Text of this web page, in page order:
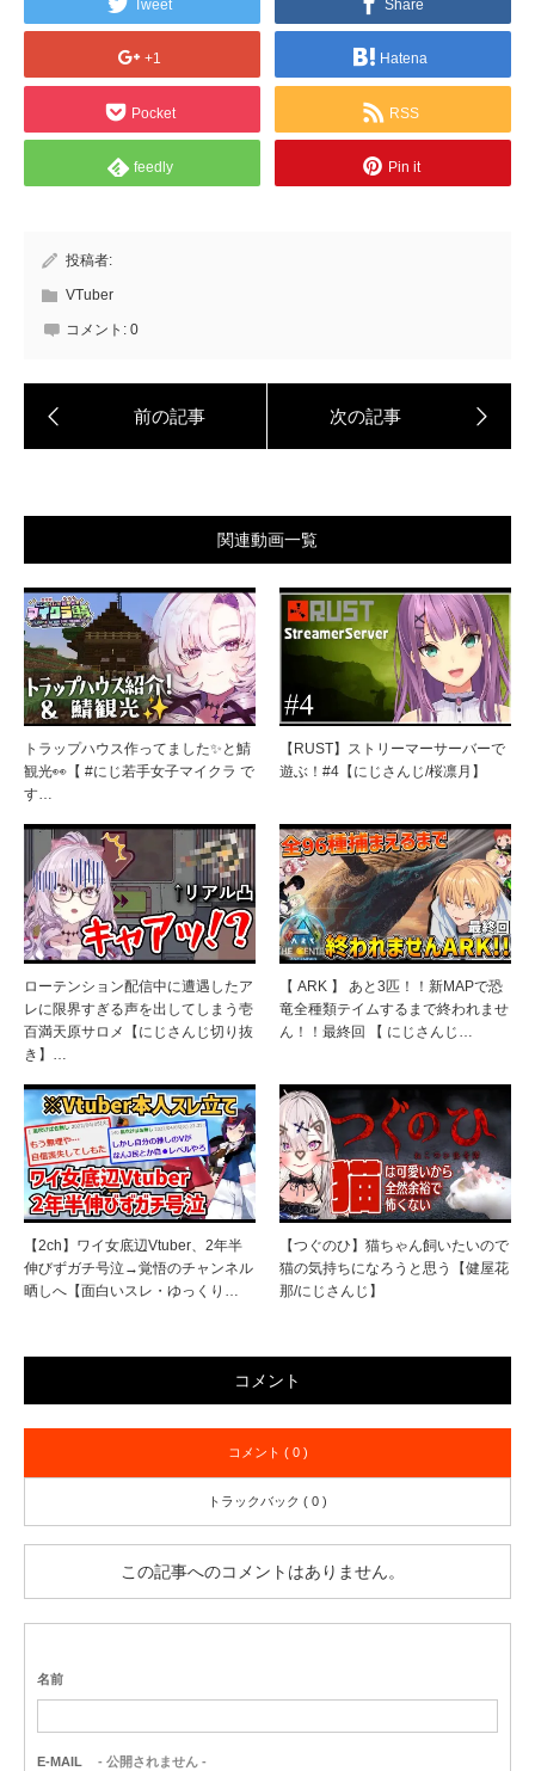
Tweet Share
+1 Hatena
Pocket RSS
feedly Pin it
投稿者:
VTuber
コメント: 0
関連動画一覧
トラップハウス作ってました✨と鯖
観光👀【 #にじ若手女子マイクラ で
す…
【RUST】ストリーマーサーバーで
遊ぶ！#4【にじさんじ/桜凛月】
ローテンション配信中に遭遇したア
レに限界すぎる声を出してしまう壱
百満天原サロメ【にじさんじ切り抜
き】…
【 ARK 】 あと3匹！！新MAPで恐
竜全種類テイムするまで終われませ
ん！！最終回 【 にじさんじ…
【2ch】ワイ女底辺Vtuber、2年半
伸びずガチ号泣→覚悟のチャンネル
晒しへ【面白いスレ・ゆっくり…
【つぐのひ】猫ちゃん飼いたいので
猫の気持ちになろうと思う【健屋花
那/にじさんじ】
コメント
コメント ( 0 )
トラックバック ( 0 )
この記事へのコメントはありません。
名前
E-MAIL - 公開されません -